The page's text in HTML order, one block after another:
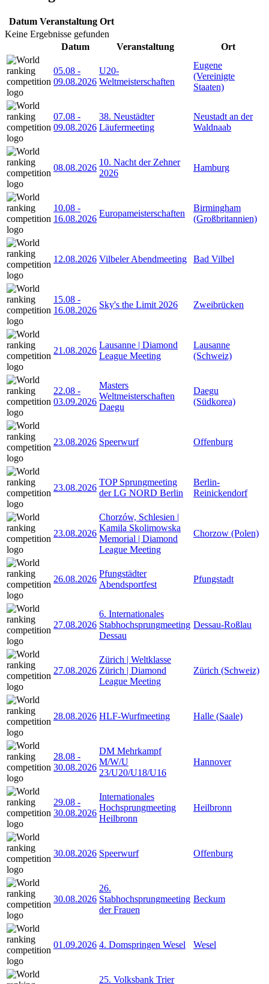
Datum Veranstaltung Ort
Keine Ergebnisse gefunden
Datum
Veranstaltung Ort
05.08 -
09.08.2026
U20-
Weltmeisterschaften
Eugene
(Vereinigte
Staaten)
07.08 -
09.08.2026
38. Neustädter
Läufermeeting
Neustadt an der
Waldnaab
08.08.2026
10. Nacht der Zehner
2026
Hamburg
10.08 -
16.08.2026
Europameisterschaften
Birmingham
(Großbritannien)
12.08.2026 Vilbeler Abendmeeting Bad Vilbel
15.08 -
16.08.2026
Sky's the Limit 2026 Zweibrücken
21.08.2026
Lausanne | Diamond
League Meeting
Lausanne
(Schweiz)
22.08 -
03.09.2026
Masters
Weltmeisterschaften
Daegu
Daegu
(Südkorea)
23.08.2026 Speerwurf Offenburg
23.08.2026
TOP Sprungmeeting
der LG NORD Berlin
Berlin-
Reinickendorf
23.08.2026
Chorzów, Schlesien |
Kamila Skolimowska
Memorial | Diamond
League Meeting
Chorzow (Polen)
26.08.2026
Pfungstädter
Abendsportfest
Pfungstadt
27.08.2026
6. Internationales
Stabhochsprungmeeting
Dessau
Dessau-Roßlau
27.08.2026
Zürich | Weltklasse
Zürich | Diamond
League Meeting
Zürich (Schweiz)
28.08.2026 HLF-Wurfmeeting Halle (Saale)
28.08 -
30.08.2026
DM Mehrkampf
M/W/U
23/U20/U18/U16
Hannover
29.08 -
30.08.2026
Internationales
Hochsprungmeeting
Heilbronn
Heilbronn
30.08.2026 Speerwurf Offenburg
30.08.2026
26.
Stabhochsprungmeeting
der Frauen
Beckum
01.09.2026 4. Domspringen Wesel Wesel
25. Volksbank Trier